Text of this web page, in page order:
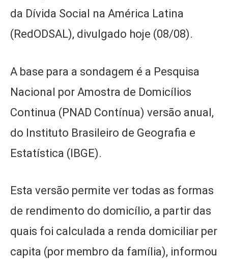
da Dívida Social na América Latina
(RedODSAL), divulgado hoje (08/08).
A base para a sondagem é a Pesquisa
Nacional por Amostra de Domicílios
Continua (PNAD Contínua) versão anual,
do Instituto Brasileiro de Geografia e
Estatística (IBGE).
Esta versão permite ver todas as formas
de rendimento do domicílio, a partir das
quais foi calculada a renda domiciliar per
capita (por membro da família), informou